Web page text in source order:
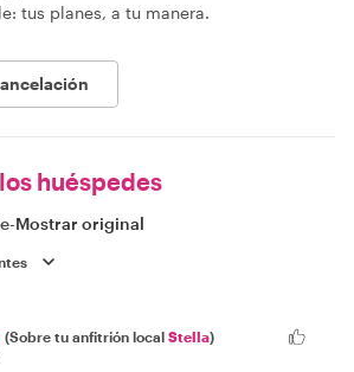
tus planes, a tu manera.
huéspedes
-Mostrar original
(Sobre tu anfitrión local Stella)